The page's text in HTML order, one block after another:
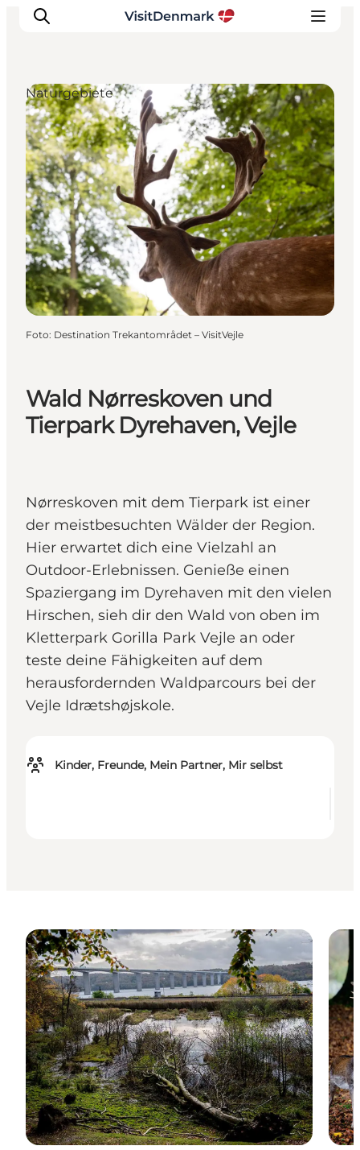
Inspiration
Regionen
Erlebnisse
Unterkünfte
Reiseplanung
Wald Nørreskoven und
Tierpark Dyrehaven, Vejle
Nørreskoven mit dem Tierpark ist einer
der meistbesuchten Wälder der Region.
Hier erwartet dich eine Vielzahl an
Outdoor-Erlebnissen. Genieße einen
Spaziergang im Dyrehaven mit den vielen
Hirschen, sieh dir den Wald von oben im
Kletterpark Gorilla Park Vejle an oder
teste deine Fähigkeiten auf dem
herausfordernden Waldparcours bei der
Vejle Idrætshøjskole.
Kinder, Freunde, Mein Partner, Mir selbst
Naturgebiete
Foto: Destination Trekantområdet – VisitVejle